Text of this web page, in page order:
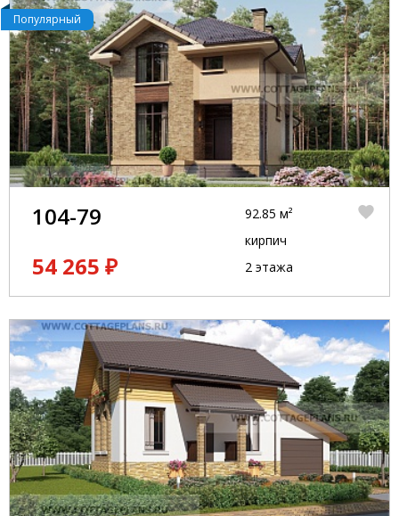
Популярный
104-79
54 265 ₽
92.85 м²
кирпич
2 этажа